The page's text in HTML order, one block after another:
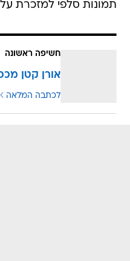
תמונות סלפי למזכרת
חשיפה ראשונה
אורן קטן
לכתבה המלאה